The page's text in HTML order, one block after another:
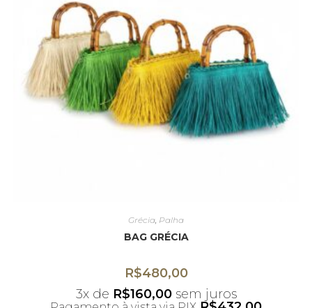
Grécia, Palha
BAG GRÉCIA
R$480,00
3x de R$160,00 sem juros